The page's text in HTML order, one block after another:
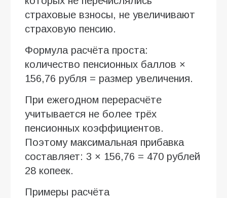
страховые взносы, не увеличивают
страховую пенсию.
Формула расчёта проста:
количество пенсионных баллов ×
156,76 рубля = размер увеличения.
При ежегодном перерасчёте
учитывается не более трёх
пенсионных коэффициентов.
Поэтому максимальная прибавка
составляет: 3 × 156,76 = 470 рублей
28 копеек.
Примеры расчёта